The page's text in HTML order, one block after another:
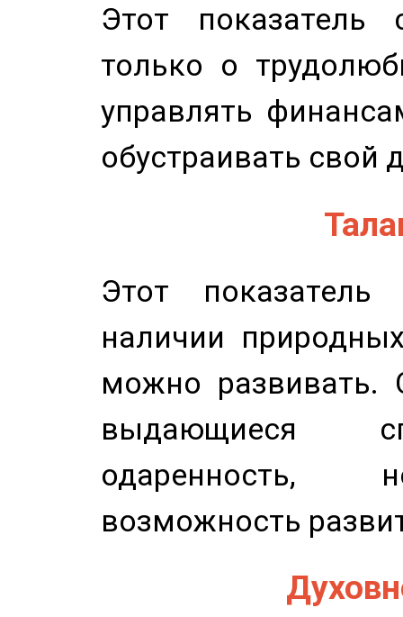
Этот показатель
только о
управлять
обустраивать свой
Этот показатель
наличии
можно развивать.
выдающиеся
одаренность,
возможность